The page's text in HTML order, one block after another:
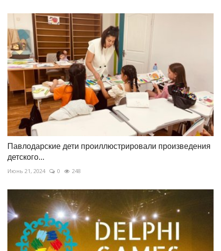
Павлодарские дети проиллюстрировали произведения
детского...
Июнь 21, 2024 0 248